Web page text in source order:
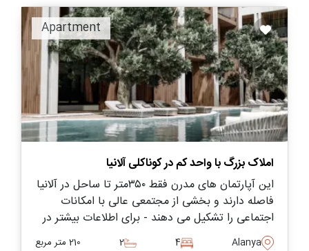
Apartment
املاک بزرگ با واحد کم در کوناکلی آلانیا
این آپارتمان های مدرن فقط ۳۵۰متر تا ساحل در آلانیا
فاصله دارند و بخشی از مجتمعی عالی با امکانات
اجتماعی را تشکیل می دهند - برای اطلاعات بیشتر در
مورد زندگی در اینجا همین امروز سؤال کنید.
Alanya
4
2 210 متر مربع